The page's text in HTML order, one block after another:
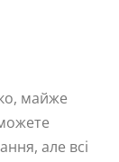
майже
але всі